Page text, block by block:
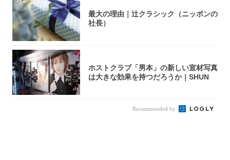
最大の理由｜辻クラシック（ニッポンの
社長）
ホストクラブ「男本」の新しい宣材写真
は大きな効果を持つだろうか｜SHUN
Recommended by